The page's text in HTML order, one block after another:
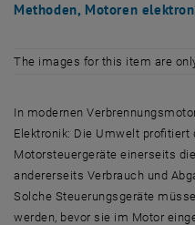
Methoden, Motoren
The images for this item are
In modernen
Elektronik: Die Umwelt
Motorsteuergeräte einerseits
andererseits Verbrauch und
Solche Steuerungsgeräte
werden, bevor sie im Motor